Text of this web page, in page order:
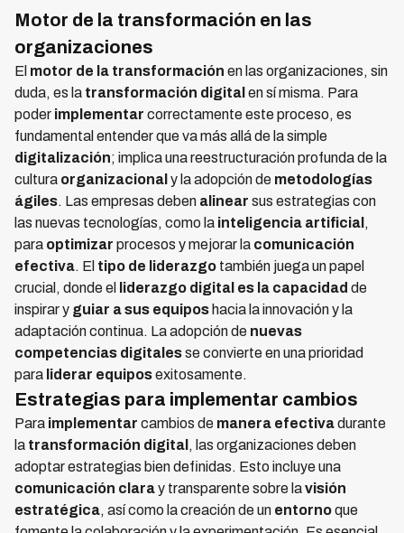
Motor de la transformación en las
organizaciones
El motor de la transformación en las organizaciones, sin
duda, es la transformación digital en sí misma. Para
poder implementar correctamente este proceso, es
fundamental entender que va más allá de la simple
digitalización; implica una reestructuración profunda de la
cultura organizacional y la adopción de metodologías
ágiles. Las empresas deben alinear sus estrategias con
las nuevas tecnologías, como la inteligencia artificial ,
para optimizar procesos y mejorar la comunicación
efectiva. El tipo de liderazgo también juega un papel
crucial, donde el
liderazgo digital es la capacidad de
inspirar y guiar a sus equipos hacia la innovación y la
adaptación continua. La adopción de nuevas
competencias digitalesse convierte en una prioridad
para liderar equiposexitosamente.
Estrategias para implementar cambios
Para implementar cambios de manera efectivadurante
la transformación digital , las organizaciones deben
adoptar estrategias bien definidas. Esto incluye una
comunicación claray transparente sobre lavisión
estratégica, así como la creación de un entornoque